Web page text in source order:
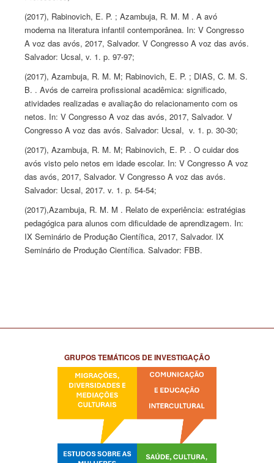
(2017), Rabinovich, E. P. ;Azambuja, R. M. M . A avó
moderna na literatura infantil contemporânea. In: V Congresso
A voz das avós, 2017, Salvador. V Congresso A voz das avós.
Salvador: Ucsal, v. 1. p. 97-97;
(2017),Azambuja, R. M. M; Rabinovich, E. P. ; DIAS, C. M. S.
B. . Avós de carreira profissional acadêmica: significado,
atividades realizadas e avaliação do relacionamento com os
netos. In: V Congresso A voz das avós, 2017, Salvador. V
Congresso A voz das avós. Salvador: Ucsal, v. 1. p. 30-30;
(2017),Azambuja, R. M. M; Rabinovich, E. P. . O cuidar dos
avós visto pelo netos em idade escolar. In: V Congresso A voz
das avós, 2017, Salvador. V Congresso A voz das avós.
Salvador: Ucsal, 2017. v. 1. p. 54-54;
(2017),Azambuja, R. M. M . Relato de experiência: estratégias
pedagógica para alunos com dificuldade de aprendizagem. In:
IX Seminário de Produção Científica, 2017, Salvador. IX
Seminário de Produção Científica. Salvador: FBB.
GRUPOS TEMÁTICOS DE INVESTIGAÇÃO